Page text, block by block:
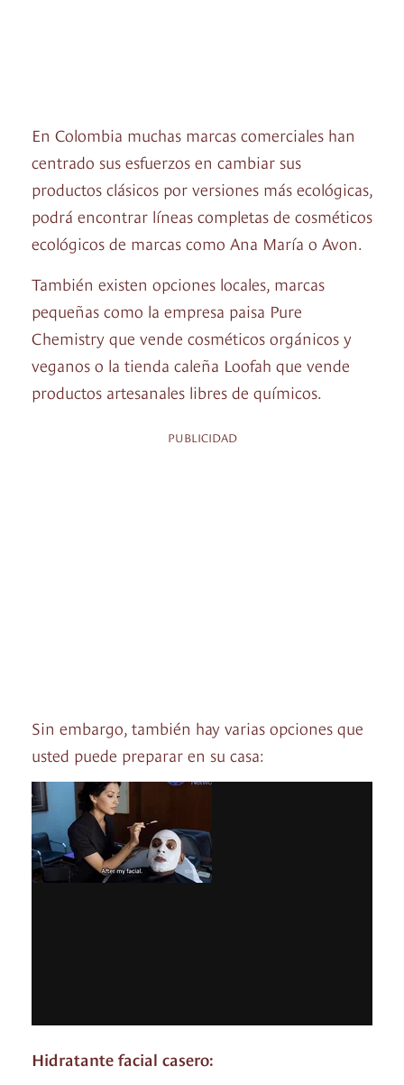
En Colombia muchas marcas comerciales han
centrado sus esfuerzos en cambiar sus
productos clásicos por versiones más ecológicas,
podrá encontrar líneas completas de cosméticos
ecológicos de marcas como Ana María o Avon.
También existen opciones locales, marcas
pequeñas como la empresa paisa Pure
Chemistry que vende cosméticos orgánicos y
veganos o la tienda caleña Loofah que vende
productos artesanales libres de químicos.
PUBLICIDAD
Sin embargo, también hay varias opciones que
usted puede preparar en su casa:
Hidratante facial casero: